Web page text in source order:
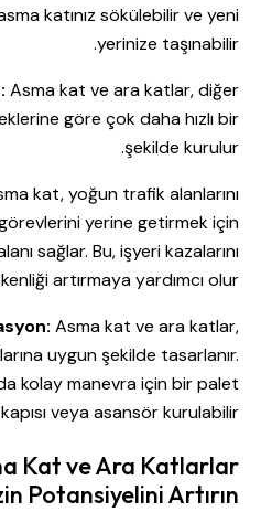
katınız sökülebilir ve yeni
yerinize taşınabilir.
Asma kat ve ara katlar, diğer
göre çok daha hızlı bir
şekilde kurulur.
kat, yoğun trafik alanlarını
görevlerini yerine getirmek için
sağlar. Bu, işyeri kazalarını
artırmaya yardımcı olur.
Asma kat ve ara katlar,
uygun şekilde tasarlanır.
kolay manevra için bir palet
kapısı veya asansör kurulabilir.
Kat ve Ara Katlarlar
Potansiyelini Artırın!